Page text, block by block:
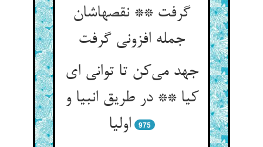
گرفت ** نقصهاشان
جهد می‌‌کن تا توانی ای
کیا ** در طریق انبیا و
اولیا
975